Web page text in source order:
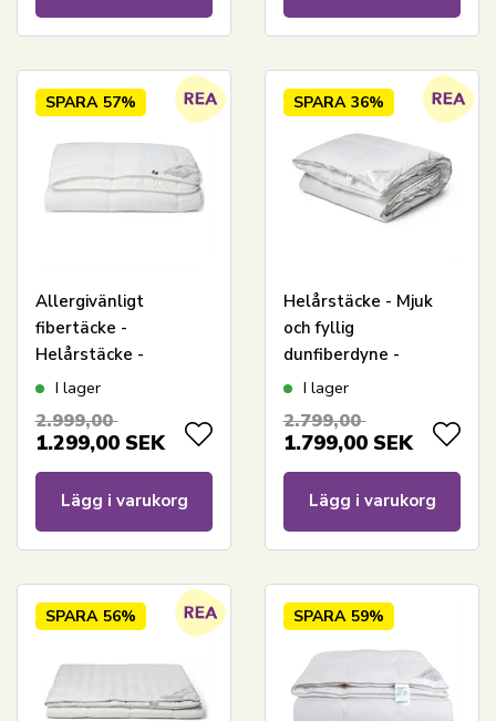
SPARA 57%
Allergivänligt
fibertäcke -
Helårstäcke -
200x220 cm - Lätt
täcke - Nordstrand
I lager
2.999,00
1.299,00 SEK
Lägg i varukorg
SPARA 36%
Helårstäcke - Mjuk
och fyllig
dunfiberdyne -
200x220 cm -
allergivänlig
I lager
2.799,00
1.799,00 SEK
Lägg i varukorg
SPARA 56% SPARA 59%